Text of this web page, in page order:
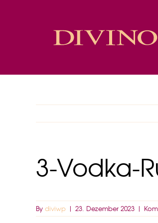
3-Vodka-
By diviwp | 23. Dezember 2023 |